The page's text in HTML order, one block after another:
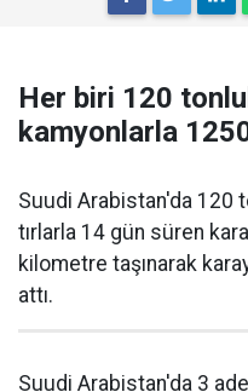
Her biri 120
kamyonlarla
Suudi Arabistan'da 120
tırlarla 14 gün süren
kilometre taşınarak
attı.
Suudi Arabistan'da 3